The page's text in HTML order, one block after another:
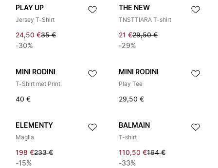
PLAY UP
Jersey T-Shirt
24,50 €35 €
-30%
THE NEW
TNSTTIARA T-shirt
21 €29,50 €
-29%
MINI RODINI
T-Shirt met Print
40 €
MINI RODINI
Play Tee
29,50 €
ELEMENTY
Maglia
198 €233 €
-15%
BALMAIN
T-shirt
110,50 €164 €
-33%